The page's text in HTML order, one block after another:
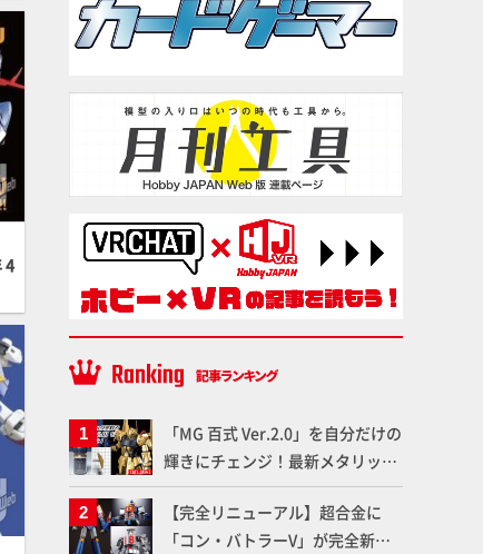
4
「MG 百式 Ver.2.0」を自分だけの
輝きにチェンジ！最新メタリック
塗料を使ってより金属感を増した
仕上がりに!!【試し読み】
【完全リニューアル】超合金に
「コン・バトラーV」が完全新規